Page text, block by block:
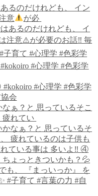
るのだけれども、 イン
意
が必
#kokoiro #心理学 #色彩学
ぁ？と 思っているそこ
疲れてい